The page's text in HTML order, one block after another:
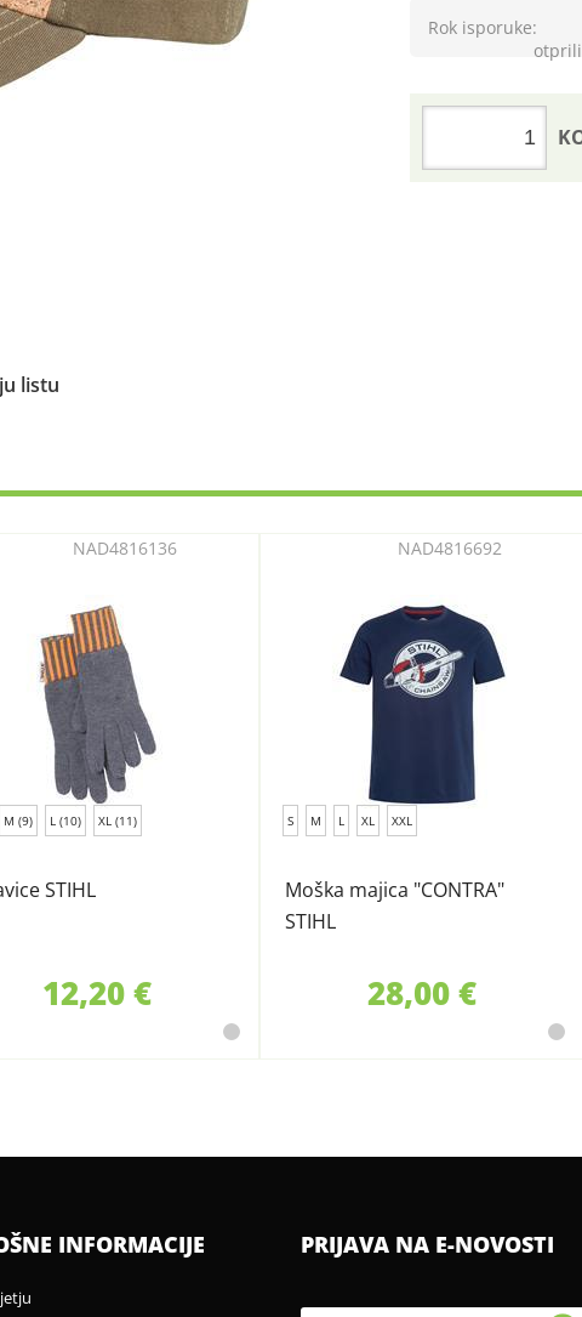
listu
Rok isporuke:
M (9) L (10) XL (11)
STIHL
NAD4816136
12,20 €
S M L XL XXL
Moška majica "CONTRA"
STIHL
NAD4816692
28,00 €
INFORMACIJE PRIJAVA NA E-NOVOSTI